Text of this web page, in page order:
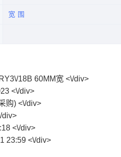
宽 围
18B 60MM宽 <\/div>
<\/div>
购) <\/div>
div>
<\/div>
23:59 <\/div>